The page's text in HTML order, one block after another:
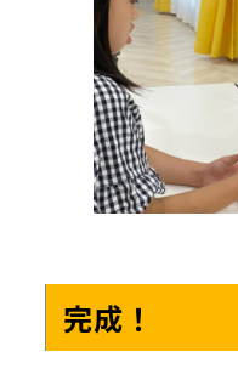
完成！